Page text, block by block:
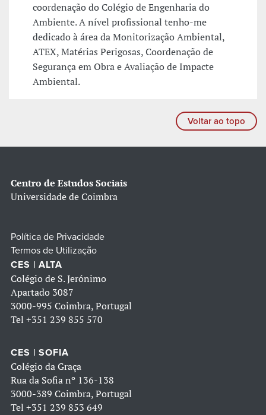
coordenação do Colégio de Engenharia do
Ambiente. A nível profissional tenho-me
dedicado à área da Monitorização Ambiental,
ATEX, Matérias Perigosas, Coordenação de
Segurança em Obra e Avaliação de Impacte
Ambiental.
Voltar ao topo
Centro de Estudos Sociais
Universidade de Coimbra
Política de Privacidade
Termos de Utilização
CES | ALTA
Colégio de S. Jerónimo
Apartado 3087
3000-995 Coimbra, Portugal
Tel +351 239 855 570
CES | SOFIA
Colégio da Graça
Rua da Sofia nº 136-138
3000-389 Coimbra, Portugal
Tel +351 239 853 649